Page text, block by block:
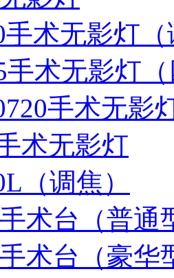
手术无影灯
手术无影灯
手术无影
术无影灯
（调焦）
术台（普通
术台（豪华